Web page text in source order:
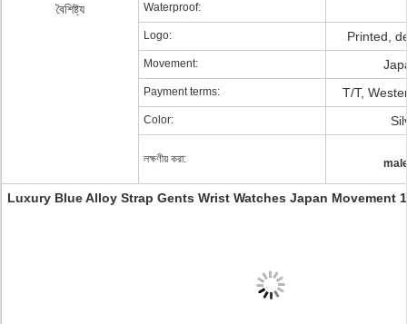
বৈশিষ্ট্য Waterproof:
Logo: Printed,
Movement:
Payment terms: T/T,
Color:
লক্ষণীয় করা:
Luxury Blue Alloy Strap Gents Wrist Watches Japan Movement